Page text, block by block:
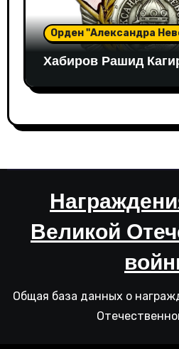
Орден "Александра
Хабиров Рашид
Великой
Общая база данных о